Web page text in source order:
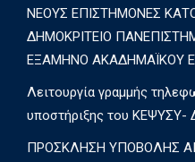
ΝΕΟΥΣ ΕΠΙΣΤΗΜΟΝΕΣ
ΔΗΜΟΚΡΙΤΕΙΟ
ΕΞΑΜΗΝΟ ΑΚΑΔΗΜΑΪΚΟΥ
Λειτουργία γραμμής
υποστήριξης του ΚΕΨΥΣΥ-
ΠΡΟΣΚΛΗΣΗ ΥΠΟΒΟΛΗΣ